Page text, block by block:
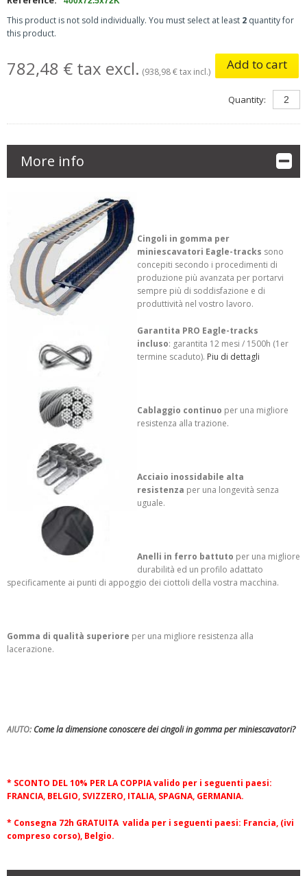
This product is not sold individually. You must select at least 2quantity for
this product.
782,48 € tax excl. (938,98 € tax incl.) Add to cart
Quantity:
More info
Cingoli in gomma per
miniescavatori Eagle-tracks sono
concepiti secondo i procedimenti di
produzione più avanzata per portarvi
sempre più di soddisfazione e di
produttività nel vostro lavoro.
Garantita PRO Eagle-tracks
incluso: garantita 12 mesi / 1500h (1er
termine scaduto). Piu di dettagli
Cablaggio continuo per una migliore
resistenza alla trazione.
Acciaio inossidabile alta
resistenza per una longevità senza
uguale.
Anelli in ferro battuto per una migliore
durabilità ed un profilo adattato
specificamente ai punti di appoggio dei ciottoli della vostra macchina.
Gomma di qualità superiore per una migliore resistenza alla
lacerazione.
AIUTO: Come la dimensione conoscere dei cingoli in gomma per miniescavatori?
* SCONTO DEL 10% PER LA COPPIAvalido per i seguenti paesi:
FRANCIA, BELGIO, SVIZZERO, ITALIA, SPAGNA, GERMANIA.
* Consegna 72h GRATUITA valida per i seguenti paesi: Francia, (ivi
compreso corso), Belgio.